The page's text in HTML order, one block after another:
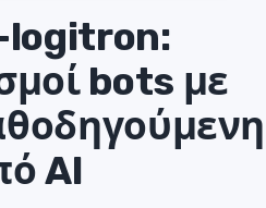
bots με
AI